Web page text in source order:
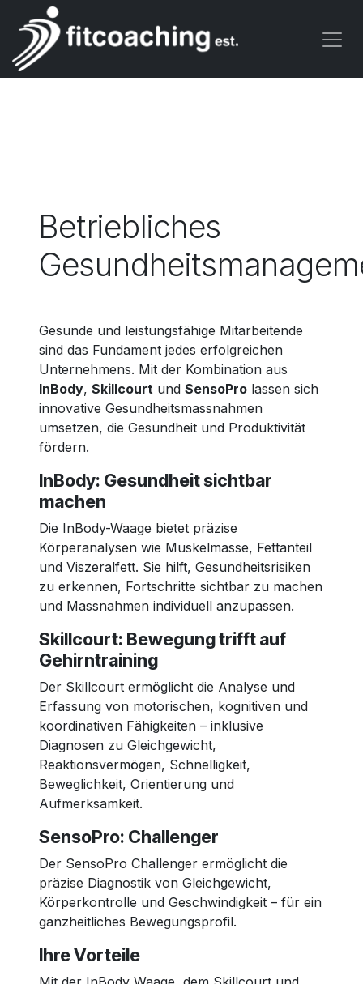
Zum Inhalt springen
Betriebliches
Gesunde und leistungsfähige Mitarbeitende
sind das Fundament jedes erfolgreichen
Unternehmens. Mit der Kombination aus
InBody, Skillcourt und SensoPro lassen sich
innovative Gesundheitsmassnahmen
umsetzen, die Gesundheit und Produktivität
fördern.
InBody: Gesundheit sichtbar
machen
Die InBody-Waage bietet präzise
Körperanalysen wie Muskelmasse, Fettanteil
und Viszeralfett. Sie hilft, Gesundheitsrisiken
zu erkennen, Fortschritte sichtbar zu machen
und Massnahmen individuell anzupassen.
Skillcourt: Bewegung trifft auf
Gehirntraining
Der Skillcourt ermöglicht die Analyse und
Erfassung von motorischen, kognitiven und
koordinativen Fähigkeiten – inklusive
Diagnosen zu Gleichgewicht,
Reaktionsvermögen, Schnelligkeit,
Beweglichkeit, Orientierung und
Aufmerksamkeit.
SensoPro: Challenger
Der SensoPro Challenger ermöglicht die
präzise Diagnostik von Gleichgewicht,
Körperkontrolle und Geschwindigkeit – für ein
ganzheitliches Bewegungsprofil.
Ihre Vorteile